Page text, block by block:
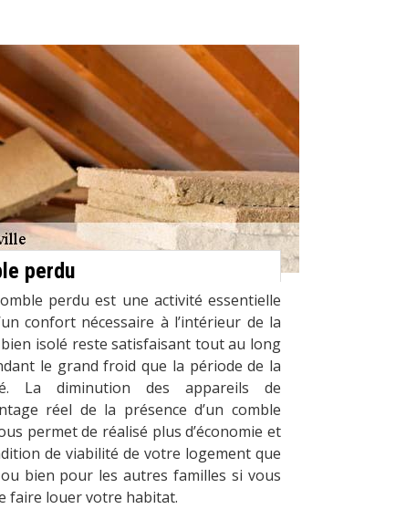
perdu
perdu est une activité essentielle
confort nécessaire à l’intérieur de la
isolé reste satisfaisant tout au long
le grand froid que la période de la
La diminution des appareils de
réel de la présence d’un comble
permet de réalisé plus d’économie et
de viabilité de votre logement que
bien pour les autres familles si vous
faire louer votre habitat.